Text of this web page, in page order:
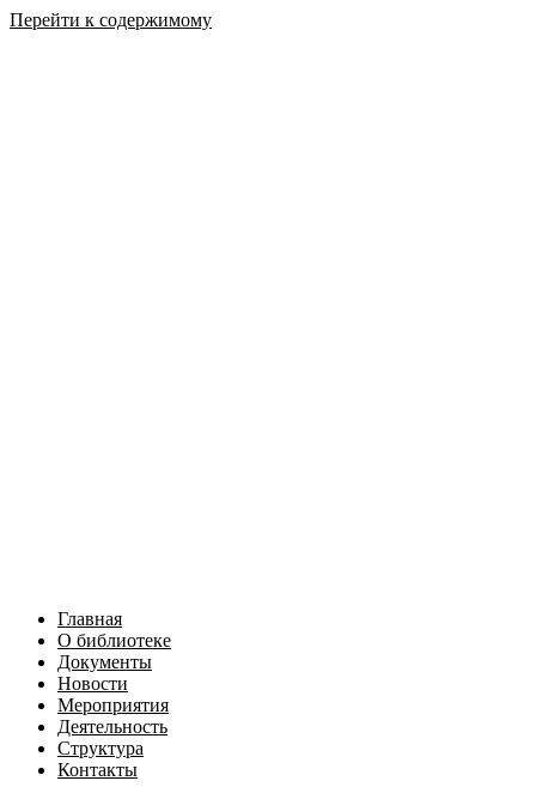
Перейти к содержимому
Главная
О библиотеке
Документы
Новости
Мероприятия
Деятельность
Структура
Контакты